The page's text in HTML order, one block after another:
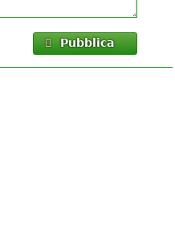
Pubblica